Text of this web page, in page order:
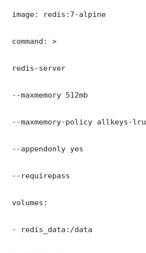
image: redis:7-alpine
command: >
redis-server
--maxmemory 512mb
--maxmemory-policy allkeys-lru
--appendonly yes
--requirepass
volumes:
- redis_data:/data